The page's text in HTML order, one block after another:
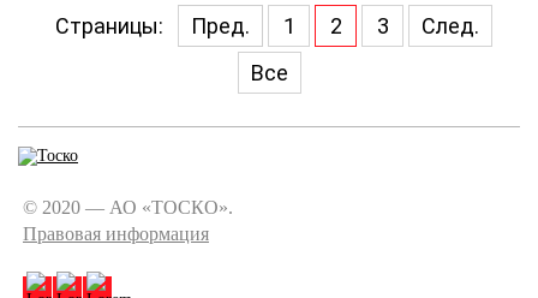
Страницы: Пред. 1 2 3
След.
Все
© 2020 — АО «ТОСКО».
Правовая информация